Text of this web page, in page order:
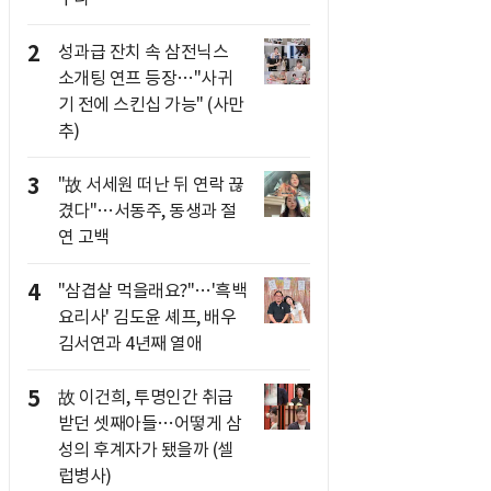
2
성과급 잔치 속 삼전닉스
소개팅 연프 등장…"사귀
기 전에 스킨십 가능" (사만
추)
3
"故 서세원 떠난 뒤 연락 끊
겼다"…서동주, 동생과 절
연 고백
4
"삼겹살 먹을래요?"…'흑백
요리사' 김도윤 셰프, 배우
김서연과 4년째 열애
5
故 이건희, 투명인간 취급
받던 셋째아들…어떻게 삼
성의 후계자가 됐을까 (셀
럽병사)